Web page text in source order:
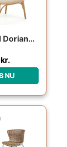
Lænestol Doriane fra Kave Home – bæredygtig hvilestol i massivt egetræ og håndvævet rattan, naturfarvet
kr.
NU
pris var:
Den aktuelle